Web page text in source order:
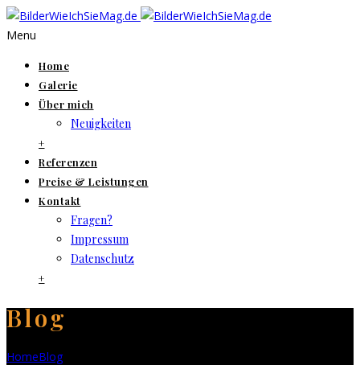
Menu
Home
Galerie
Über mich
Neuigkeiten
+
Referenzen
Preise & Leistungen
Kontakt
Fragen?
Impressum
Datenschutz
+
Blog
HomeBlog